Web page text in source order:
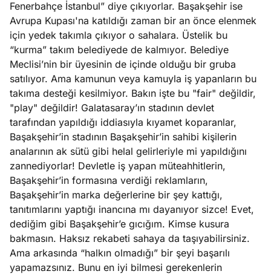
Fenerbahçe İstanbul” diye çıkıyorlar. Başakşehir ise
Avrupa Kupası'na katıldığı zaman bir an önce elenmek
için yedek takımla çıkıyor o sahalara. Üstelik bu
“kurma” takım belediyede de kalmıyor. Belediye
Meclisi’nin bir üyesinin de içinde olduğu bir gruba
satılıyor. Ama kamunun veya kamuyla iş yapanların bu
takıma desteği kesilmiyor. Bakın işte bu "fair" değildir,
"play" değildir! Galatasaray’ın stadının devlet
tarafından yapıldığı iddiasıyla kıyamet koparanlar,
Başakşehir’in stadının Başakşehir’in sahibi kişilerin
analarının ak sütü gibi helal gelirleriyle mi yapıldığını
zannediyorlar! Devletle iş yapan müteahhitlerin,
Başakşehir’in formasına verdiği reklamların,
Başakşehir’in marka değerlerine bir şey kattığı,
tanıtımlarını yaptığı inancına mı dayanıyor sizce! Evet,
dediğim gibi Başakşehir’e gıcığım. Kimse kusura
bakmasın. Haksız rekabeti sahaya da taşıyabilirsiniz.
Ama arkasında “halkın olmadığı” bir şeyi başarılı
yapamazsınız. Bunu en iyi bilmesi gerekenlerin